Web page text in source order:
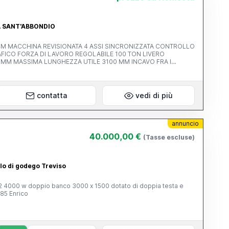
LIVERO
FRA I
contatta vedi di più
annuncio
40.000,00 € (Tasse escluse)
di godego Treviso
Enrico